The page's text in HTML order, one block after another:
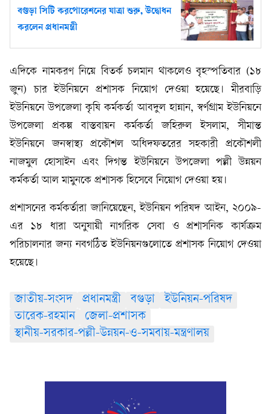
বগুড়া সিটি করপোরেশনের যাত্রা শুরু, উদ্বোধন
করলেন প্রধানমন্ত্রী
এদিকে নামকরণ নিয়ে বিতর্ক চলমান থাকলেও বৃহস্পতিবার (১৮
জুন) চার ইউনিয়নে প্রশাসক নিয়োগ দেওয়া হয়েছে। মীরবাড়ি
ইউনিয়নে উপজেলা কৃষি কর্মকর্তা আবদুল হান্নান, স্বর্ণগ্রাম ইউনিয়নে
উপজেলা প্রকল্প বাস্তবায়ন কর্মকর্তা জহিরুল ইসলাম, সীমান্ত
ইউনিয়নে জনস্বাস্থ্য প্রকৌশল অধিদফতরের সহকারী প্রকৌশলী
নাজমুল হোসাইন এবং দিগন্ত ইউনিয়নে উপজেলা পল্লী উন্নয়ন
কর্মকর্তা আল মামুনকে প্রশাসক হিসেবে নিয়োগ দেওয়া হয়।
প্রশাসনের কর্মকর্তারা জানিয়েছেন, ইউনিয়ন পরিষদ আইন, ২০০৯-
এর ১৮ ধারা অনুযায়ী নাগরিক সেবা ও প্রশাসনিক কার্যক্রম
পরিচালনার জন্য নবগঠিত ইউনিয়নগুলোতে প্রশাসক নিয়োগ দেওয়া
হয়েছে।
জাতীয়-সংসদ প্রধানমন্ত্রী বগুড়া
ইউনিয়ন-পরিষদ
তারেক-রহমান
জেলা-প্রশাসক
স্থানীয়-সরকার-পল্লী-উন্নয়ন-ও-সমবায়-মন্ত্রণালয়